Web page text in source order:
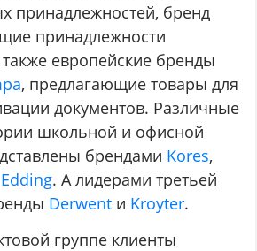
принадлежностей, бренд
принадлежности
европейские бренды
, предлагающие товары для
документов. Различные
школьной и офисной
брендами Kores,
Edding. А лидерами третьей
Derwent и Kroyter.
группе клиенты